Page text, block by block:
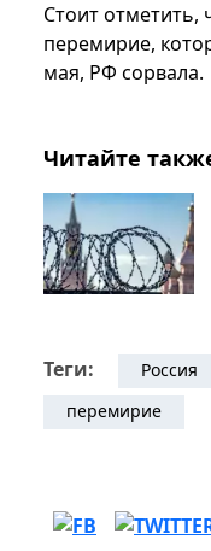
Стоит отметить,
перемирие,
мая, РФ сорвала.
Читайте
Теги: Россия
перемирие